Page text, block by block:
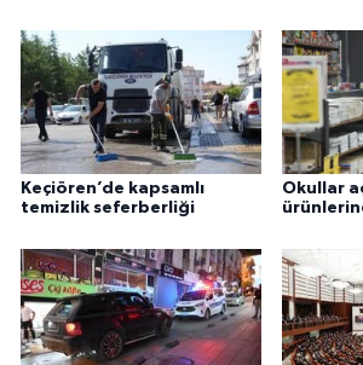
Keçiören’de kapsamlı
temizlik seferberliği
Okullar